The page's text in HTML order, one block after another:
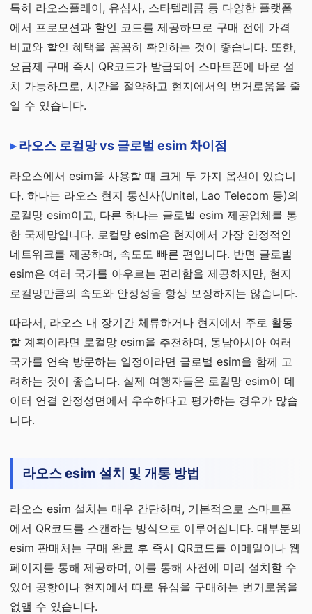
특히 라오스플레이, 유심사, 스타텔레콤 등 다양한 플랫폼
에서 프로모션과 할인 코드를 제공하므로 구매 전에 가격
비교와 할인 혜택을 꼼꼼히 확인하는 것이 좋습니다. 또한,
요금제 구매 즉시 QR코드가 발급되어 스마트폰에 바로 설
치 가능하므로, 시간을 절약하고 현지에서의 번거로움을 줄
일 수 있습니다.
라오스 로컬망 vs 글로벌 esim 차이점
라오스에서 esim을 사용할 때 크게 두 가지 옵션이 있습니
다. 하나는 라오스 현지 통신사(Unitel, Lao Telecom 등)의
로컬망 esim이고, 다른 하나는 글로벌 esim 제공업체를 통
한 국제망입니다. 로컬망 esim은 현지에서 가장 안정적인
네트워크를 제공하며, 속도도 빠른 편입니다. 반면 글로벌
esim은 여러 국가를 아우르는 편리함을 제공하지만, 현지
로컬망만큼의 속도와 안정성을 항상 보장하지는 않습니다.
따라서, 라오스 내 장기간 체류하거나 현지에서 주로 활동
할 계획이라면 로컬망 esim을 추천하며, 동남아시아 여러
국가를 연속 방문하는 일정이라면 글로벌 esim을 함께 고
려하는 것이 좋습니다. 실제 여행자들은 로컬망 esim이 데
이터 연결 안정성면에서 우수하다고 평가하는 경우가 많습
니다.
라오스 esim 설치 및 개통 방법
라오스 esim 설치는 매우 간단하며, 기본적으로 스마트폰
에서 QR코드를 스캔하는 방식으로 이루어집니다. 대부분의
esim 판매처는 구매 완료 후 즉시 QR코드를 이메일이나 웹
페이지를 통해 제공하며, 이를 통해 사전에 미리 설치할 수
있어 공항이나 현지에서 따로 유심을 구매하는 번거로움을
없앨 수 있습니다.